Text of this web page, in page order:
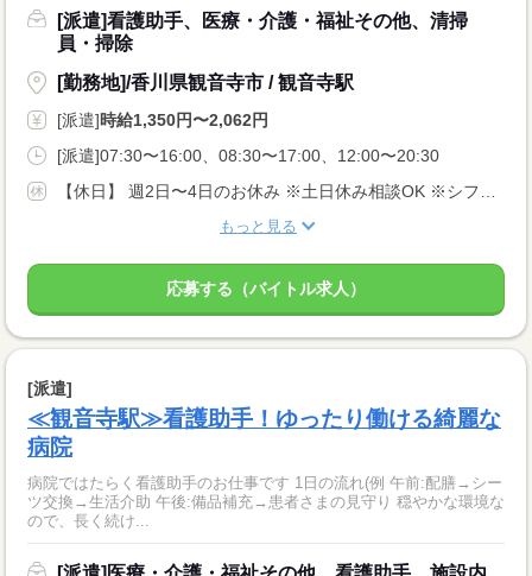
[派遣]看護助手、医療・介護・福祉その他、清掃
員・掃除
[勤務地]/香川県観音寺市 / 観音寺駅
[派遣]時給1,350円〜2,062円
[派遣]07:30〜16:00、08:30〜17:00、12:00〜20:30
【休日】 週2日〜4日のお休み ※土日休み相談OK ※シフト希望考慮します♪
もっと見る
応募する（バイトル求人）
[派遣]
≪観音寺駅≫看護助手！ゆったり働ける綺麗な
病院
病院ではたらく看護助手のお仕事です 1日の流れ(例 午前:配膳→シー
ツ交換→生活介助 午後:備品補充→患者さまの見守り 穏やかな環境な
ので、長く続け...